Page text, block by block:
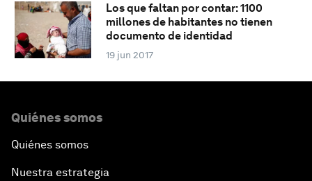
Los que faltan por contar: 1100
millones de habitantes no tienen
documento de identidad
19 jun 2017
Quiénes somos
Quiénes somos
Nuestra estrategia